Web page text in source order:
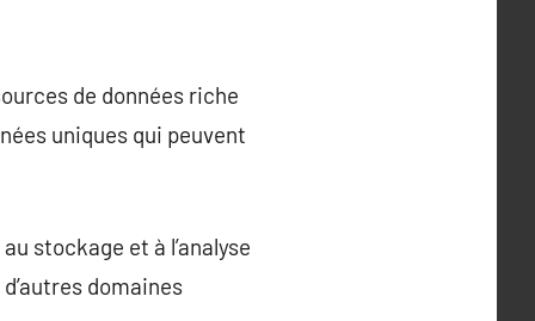
de données riche
uniques qui peuvent
stockage et à l’analyse
domaines